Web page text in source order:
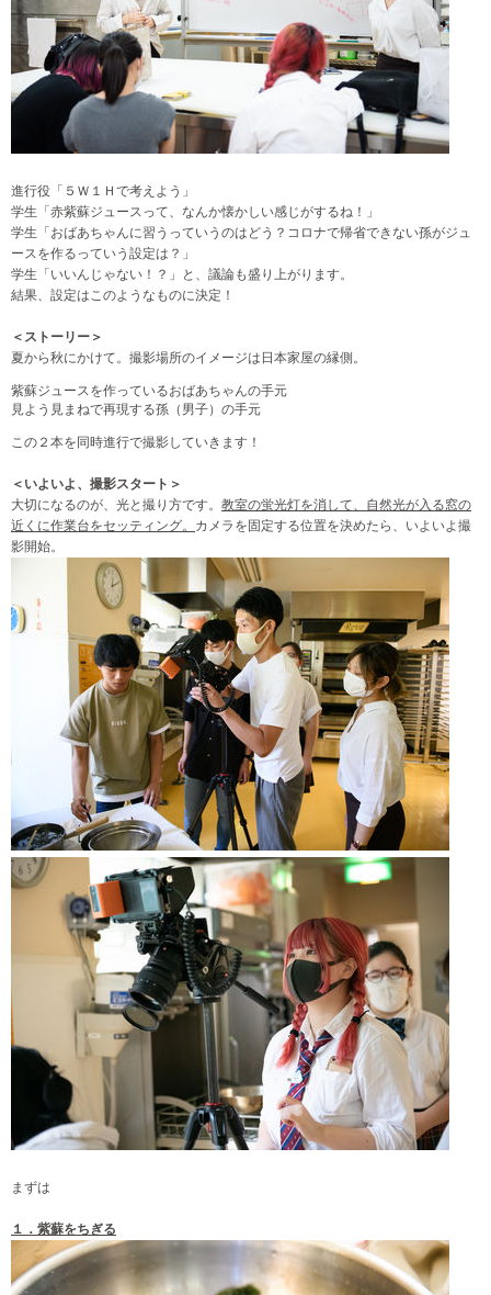
進行役「５Ｗ１Ｈで考えよう」
学生「赤紫蘇ジュースって、なんか懐かしい感じがするね！」
学生「おばあちゃんに習うっていうのはどう？コロナで帰省できない孫がジュ
ースを作るっていう設定は？」
学生「いいんじゃない！？」と、議論も盛り上がります。
結果、設定はこのようなものに決定！
＜ストーリー＞
夏から秋にかけて。撮影場所のイメージは日本家屋の縁側。
紫蘇ジュースを作っているおばあちゃんの手元
見よう見まねで再現する孫（男子）の手元
この２本を同時進行で撮影していきます！
＜いよいよ、撮影スタート＞
大切になるのが、光と撮り方です。 教室の蛍光灯を消して、自然光が入る窓の
近くに作業台をセッティング。 カメラを固定する位置を決めたら、いよいよ撮
影開始。
まずは
１．紫蘇をちぎる